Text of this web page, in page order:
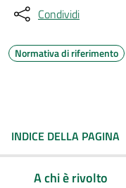
Condividi
Normativa di riferimento
INDICE DELLA PAGINA
A chi è rivolto